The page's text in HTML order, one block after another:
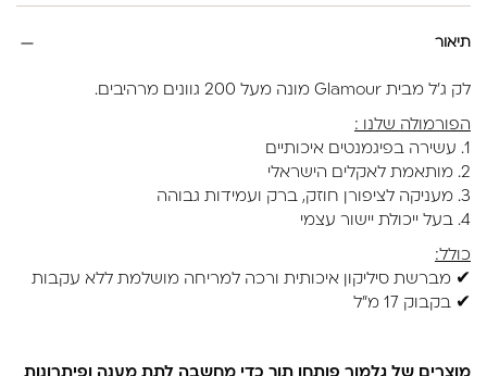
תיאור
לק ג'ל מבית Glamour מונה מעל 200 גוונים מרהיבים.
הפורמולה שלנו :
1. עשירה בפיגמנטים איכותיים
2. מותאמת לאקלים הישראלי
3. מעניקה לציפורן חוזק, ברק ועמידות גבוהה
4. בעל ייכולת יישור עצמי
כולל:
✔ מברשת סיליקון איכותית ורכה למריחה מושלמת ללא עקבות
✔ בקבוק 17 מ"ל